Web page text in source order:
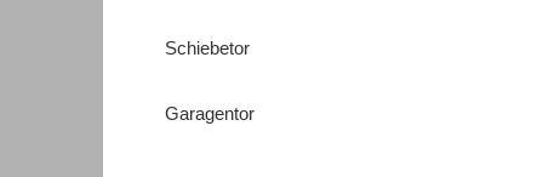
Schiebetor
Garagentor